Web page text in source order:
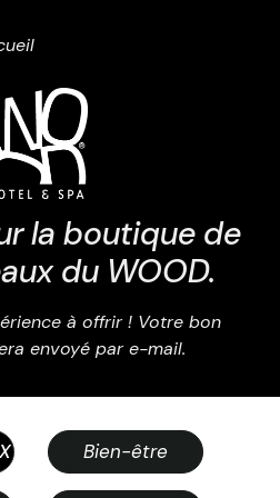
Quantity: {1}
Quantity: {1}
Conditions.
policies.
la boutique de
du WOOD.
à offrir ! Votre bon
envoyé par e-mail.
Bien-être